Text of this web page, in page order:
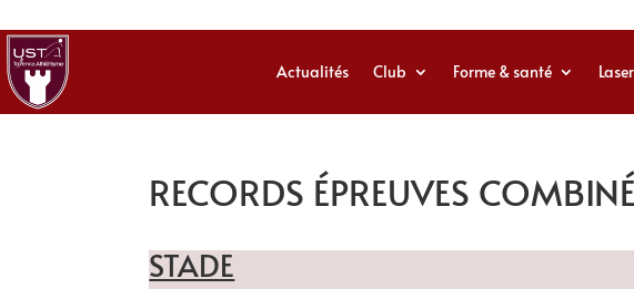
Actualités Club Forme & santé
RECORDS ÉPREUVES
STADE